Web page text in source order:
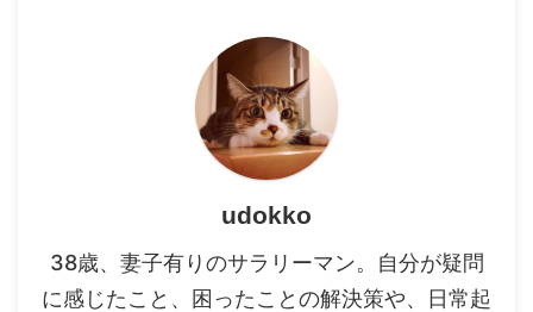
udokko
38歳、妻子有りのサラリーマン。自分が疑問
に感じたこと、困ったことの解決策や、日常起